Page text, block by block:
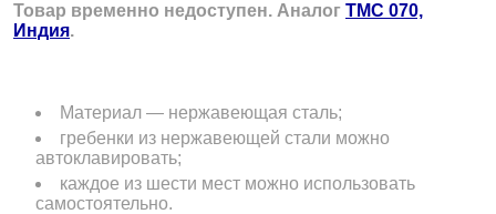
Товар временно недоступен. Аналог TMC 070,
Индия.
Материал — нержавеющая сталь;
гребенки из нержавеющей стали можно
автоклавировать;
каждое из шести мест можно использовать
самостоятельно.